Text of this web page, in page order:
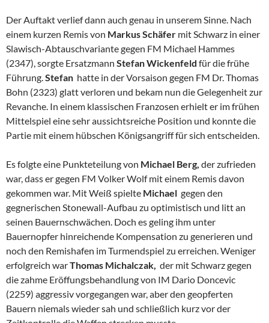
Der Auftakt verlief dann auch genau in unserem Sinne. Nach
einem kurzen Remis von Markus Schäfer mit Schwarz in einer
Slawisch-Abtauschvariante gegen FM Michael Hammes
(2347), sorgte Ersatzmann Stefan Wickenfeld für die frühe
Führung. Stefan hatte in der Vorsaison gegen FM Dr. Thomas
Bohn (2323) glatt verloren und bekam nun die Gelegenheit zur
Revanche. In einem klassischen Franzosen erhielt er im frühen
Mittelspiel eine sehr aussichtsreiche Position und konnte die
Partie mit einem hübschen Königsangriff für sich entscheiden.
Es folgte eine Punkteteilung von Michael Berg, der zufrieden
war, dass er gegen FM Volker Wolf mit einem Remis davon
gekommen war. Mit Weiß spielte Michael gegen den
gegnerischen Stonewall-Aufbau zu optimistisch und litt an
seinen Bauernschwächen. Doch es geling ihm unter
Bauernopfer hinreichende Kompensation zu generieren und
noch den Remishafen im Turmendspiel zu erreichen. Weniger
erfolgreich warThomas Michalczak, der mit Schwarz gegen
die zahme Eröffungsbehandlung von IM Dario Doncevic
(2259) aggressiv vorgegangen war, aber den geopferten
Bauern niemals wieder sah und schließlich kurz vor der